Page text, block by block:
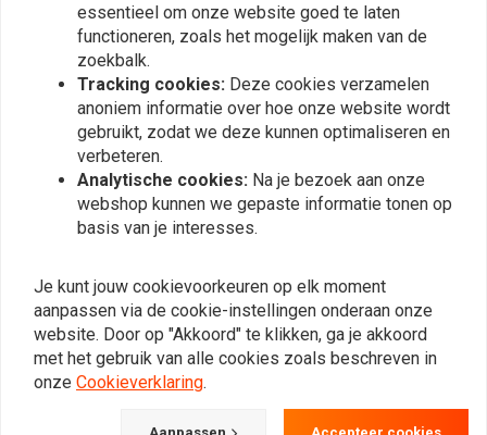
325CCA AGM Accu 12v,
19AMP, Softail, Dyna
€210,07
330CCA AGM Accu 12v,
18AMP, FXE, FXR,
SOFTAIL, XL
€206,80
essentieel om onze website goed te laten
functioneren, zoals het mogelijk maken van de
zoekbalk.
Tracking cookies: Deze cookies verzamelen
anoniem informatie over hoe onze website wordt
gebruikt, zodat we deze kunnen optimaliseren en
verbeteren.
Analytische cookies: Na je bezoek aan onze
webshop kunnen we gepaste informatie tonen op
basis van je interesses.
Je kunt jouw cookievoorkeuren op elk moment
aanpassen via de cookie-instellingen onderaan onze
website. Door op "Akkoord" te klikken, ga je akkoord
met het gebruik van alle cookies zoals beschreven in
onze Cookieverklaring.